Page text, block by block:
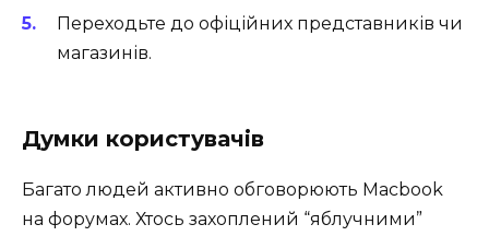
Переходьте до офіційних представників чи
магазинів.
Думки користувачів
Багато людей активно обговорюють Macbook
на форумах. Хтось захоплений “яблучними”